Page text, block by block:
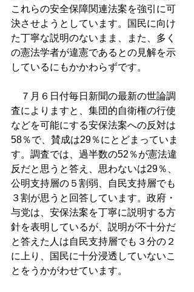
これらの安全保障関連法案を強引に可
決させようとしています。国民に向け
た丁寧な説明のないまま、また、多く
の憲法学者が違憲であるとの見解を示
しているにもかかわらずです。
７月６日付毎日新聞の最新の世論調
査によりますと、集団的自衛権の行使
などを可能にする安保法案への反対は
58％で、賛成は29％にとどまっていま
す。調査では、過半数の52％が憲法違
反だと思うと答え、思わないは29％、
公明支持層の５割弱、自民支持層でも
３割が思うと回答しています。政府・
与党は、安保法案を丁寧に説明する方
針を表明しているが、説明が不十分だ
と答えた人は自民支持層でも３分の２
に上り、国民に十分浸透していないこ
とをうかがわせています。